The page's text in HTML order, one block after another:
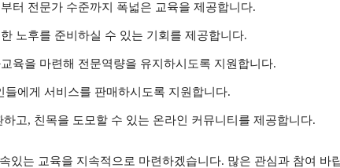
터 전문가 수준까지 폭넓은 교육을 제공합니다.
노후를 준비하실 수 있는 기회를 제공합니다.
육을 마련해 전문역량을 유지하시도록 지원합니다.
에게 서비스를 판매하시도록 지원합니다.
고, 친목을 도모할 수 있는 온라인 커뮤니티를 제공합니다.
있는 교육을 지속적으로 마련하겠습니다. 많은 관심과 참여 바